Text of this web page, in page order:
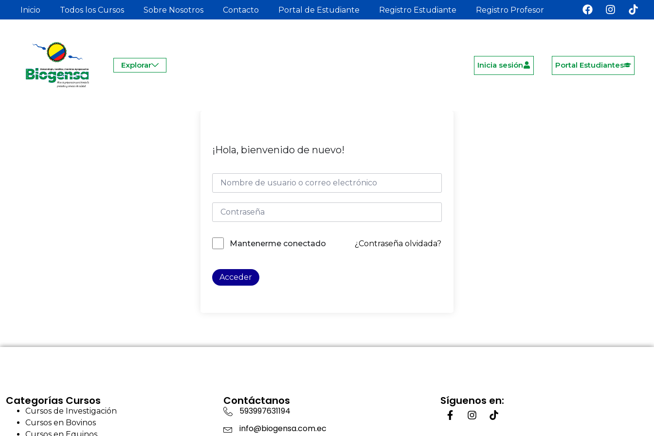
Inicio Todos los Cursos Sobre Nosotros Contacto Portal de Estudiante Registro Estudiante Registro Profesor
Explorar Inicia sesión Portal Estudiantes
¡Hola, bienvenido de nuevo!
Mantenerme conectado ¿Contraseña olvidada?
Acceder
Categorías Cursos
Cursos de Investigación
Cursos en Bovinos
Contáctanos
593997631194
info@biogensa.com.ec
Síguenos en: